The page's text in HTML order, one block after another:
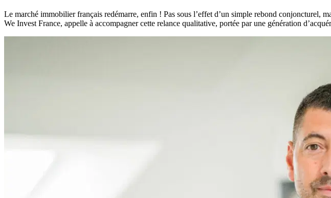
Le marché immobilier français redémarre, enfin ! Pas sous l’effet d’un simple rebond conjoncturel,
We Invest France, appelle à accompagner cette relance qualitative, portée par une génération